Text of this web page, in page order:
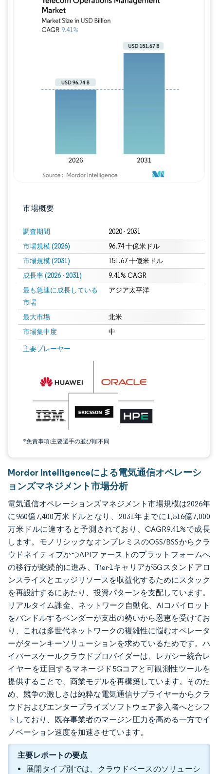
市場概要
調査期間 2020 - 2031
市場規模 (2026) 96.74 十億米ドル
市場規模 (2031) 151.67 十億米ドル
成長率 (2026 - 2031) 9.41% CAGR
最も急速に成長している
市場
アジア太平洋
最大市場 北米
市場集中度 中
主要プレーヤー
*免責事項:主要選手の並び順不同
画像 © Mordor Intelligence。再利用にはCC BY 4.0の表示が必要です。
Mordor Intelligenceによる電気通信オペレーシ
ョンズマネジメント市場分析
電気通信オペレーションズマネジメント市場規模は2026年
に960億7,400万米ドルとなり、2031年までに1,516億7,000
万米ドルに達すると予測されており、CAGR9.41%で成長
します。モノリシックなオンプレミスのOSS/BSSからクラ
ウドネイティブかつAPIファーストのプラットフォームへ
の移行が継続的に進み、Tier-1キャリアが5Gスタンドアロ
ンスライスとエッジリソースを収益化するためにスタック
を再設計するにあたり、投資パターンを支配しています。
リアルタイム課金、ネットワーク自動化、AIコパイロット
をバンドルするベンダーが支出の勢いから恩恵を受けてお
り、これは多世代ネットワークの複雑性に悩むオペレータ
ーがターンキーソリューションを求めているためです。ハ
イパースケールクラウドプロバイダーは、レガシー統合レ
イヤーを迂回するマネージド5Gコアと可観測性ツールを
提供することで、商業モデルを再構築しています。そのた
め、競争の激しさは純粋な電気通信サプライヤーからクラ
ウドおよびエンタープライズソフトウェア参入者へとシフ
トしており、既存事業者のマージン圧力を高める一方でイ
ノベーション速度を加速させています。
主要レポートの要点
展開タイプ別では、クラウドベースのソリューシ